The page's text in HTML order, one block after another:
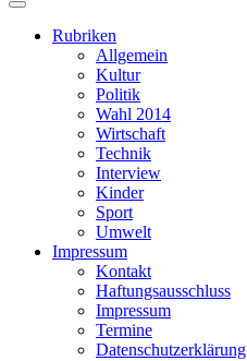
Suchfeld
ein-/ausblenden
Rubriken
Allgemein
Kultur
Politik
Wahl 2014
Wirtschaft
Technik
Interview
Kinder
Sport
Umwelt
Impressum
Kontakt
Haftungsausschluss
Impressum
Termine
Datenschutzerklärung